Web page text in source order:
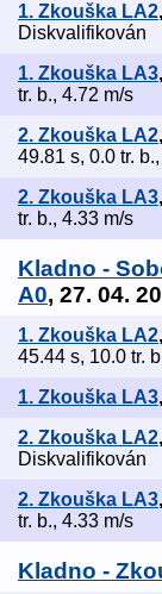
1. Zkouška LA2,
Diskvalifikován
1. Zkouška LA3,
tr. b., 4.72 m/s
2. Zkouška LA2,
49.81 s, 0.0 tr.
2. Zkouška LA3,
tr. b., 4.33 m/s
Kladno -
A0, 27. 04.
1. Zkouška LA2,
45.44 s, 10.0 tr.
1. Zkouška LA3,
2. Zkouška LA2,
Diskvalifikován
2. Zkouška LA3,
tr. b., 4.33 m/s
Kladno -